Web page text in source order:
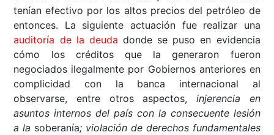
tenían efectivo por los altos precios del petróleo de
entonces. La siguiente actuación fue realizar una
auditoría de la deuda donde se puso en evidencia
cómo los créditos que la generaron fueron
negociados ilegalmente por Gobiernos anteriores en
complicidad con la banca internacional al
observarse, entre otros aspectos, injerencia en
asuntos internos del país con la consecuente lesión
a la soberanía; violación de derechos fundamentales